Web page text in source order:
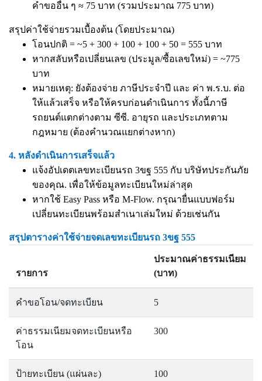
คำขออื่น ๆ ≈ 75 บาท (รวมประมาณ 775 บาท)
สรุปค่าใช้จ่ายรวมเบื้องต้น (โดยประมาณ)
โอนปกติ = ~5 + 300 + 100 + 100 + 50 = 555 บาท
หากสลับหรือเปลี่ยนเลข (ประมูล/ซื้อเลขใหม่) = ~775
บาท
หมายเหตุ: ยังต้องจ่าย ภาษีประจำปี และ ค่า พ.ร.บ. ต่อ
ให้แล้วเสร็จ หรือให้ครบก่อนดำเนินการ ทั้งนี้ภาษี
รถยนต์แตกต่างตาม ซีซี. อายุรถ และประเภทตาม
กฎหมาย (ต้องคำนวณแยกต่างหาก)
4. หลังดำเนินการเสร็จแล้ว
แจ้งอัปเดตเลขทะเบียนรถ 3ขฐ 555 กับ บริษัทประกันภัย
ของคุณ. เพื่อให้ข้อมูลทะเบียนใหม่ล่าสุด
หากใช้ Easy Pass หรือ M-Flow. กรุณายื่นแบบฟอร์ม
เปลี่ยนทะเบียนพร้อมสำเนาเล่มใหม่ ด้วยเช่นกัน
สรุปตารางค่าใช้จ่ายจดเลขทะเบียนรถ 3ขฐ 555
รายการ
ประมาณค่าธรรมเนียม
(บาท)
คำขอโอน/จดทะเบียน 5
ค่าธรรมเนียมจดทะเบียนหรือ
โอน
300
ป้ายทะเบียน (แผ่นละ) 100